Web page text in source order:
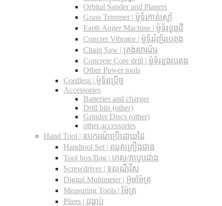
Orbital Sander and Planers
Grass Trimmer | ម៉ូទ័រកាត់ស្មៅ
Earth Auger Machine | ម៉ូទ័រខួងដី
Concret Vibrator | ម៉ូទ័ររំញ័របេតុង
Chain Saw | ត្រង់សាណ័រ
Concrete Core drill | ម៉ូទ័រខួងបេតុង
Other Power tools
Cordless​ | ម៉ូទ័រប្រើថ្ម
Accessories
Batteries and charger
Drill bits (other)
Grinder Discs (other)
other accessories
Hand Tool | ឧបករណ៍ប្រើដោយដៃ
Handtool Set | ឈុតគ្រឿងជាង
Tool box/Bag | កេស/កាបូបជាង
Screwdriver | ទុលណឺវីស
Digital Multimeter | អ៊ូមម៉ែត្រ
Measuring Tools | ម៉ែត្រ
Pliers | ដង្កាប់